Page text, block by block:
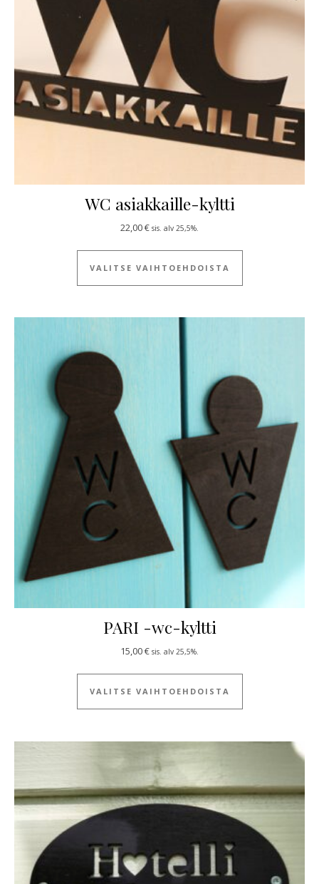
WC asiakkaille-kyltti
22,00€ sis. alv 25,5%.
VALITSE VAIHTOEHDOISTA
Tällä tuotteella
PARI -wc-kyltti
15,00€ sis. alv 25,5%.
VALITSE VAIHTOEHDOISTA
Tällä tuotteella